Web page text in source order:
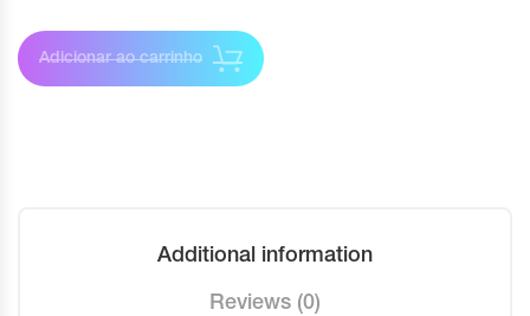
Adicionar ao carrinho
Additional information
Reviews (0)